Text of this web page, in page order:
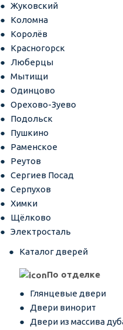
Жуковский
Коломна
Королёв
Красногорск
Люберцы
Мытищи
Одинцово
Орехово-Зуево
Подольск
Пушкино
Раменское
Реутов
Сергиев Посад
Серпухов
Химки
Щёлково
Электросталь
Каталог дверей
По отделке
Глянцевые двери
Двери винорит
Двери из массива